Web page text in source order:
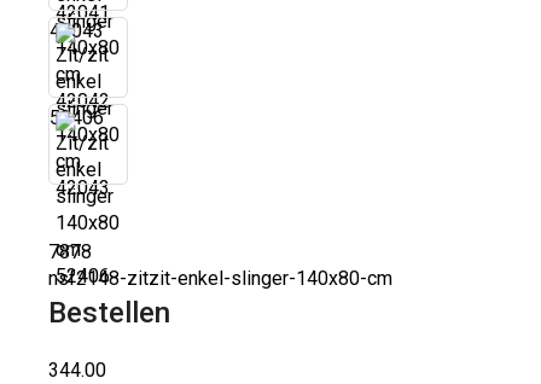
42043
52406
7878
nsf2148-zitzit-enkel-slinger-140x80-cm
Bestellen
344.00